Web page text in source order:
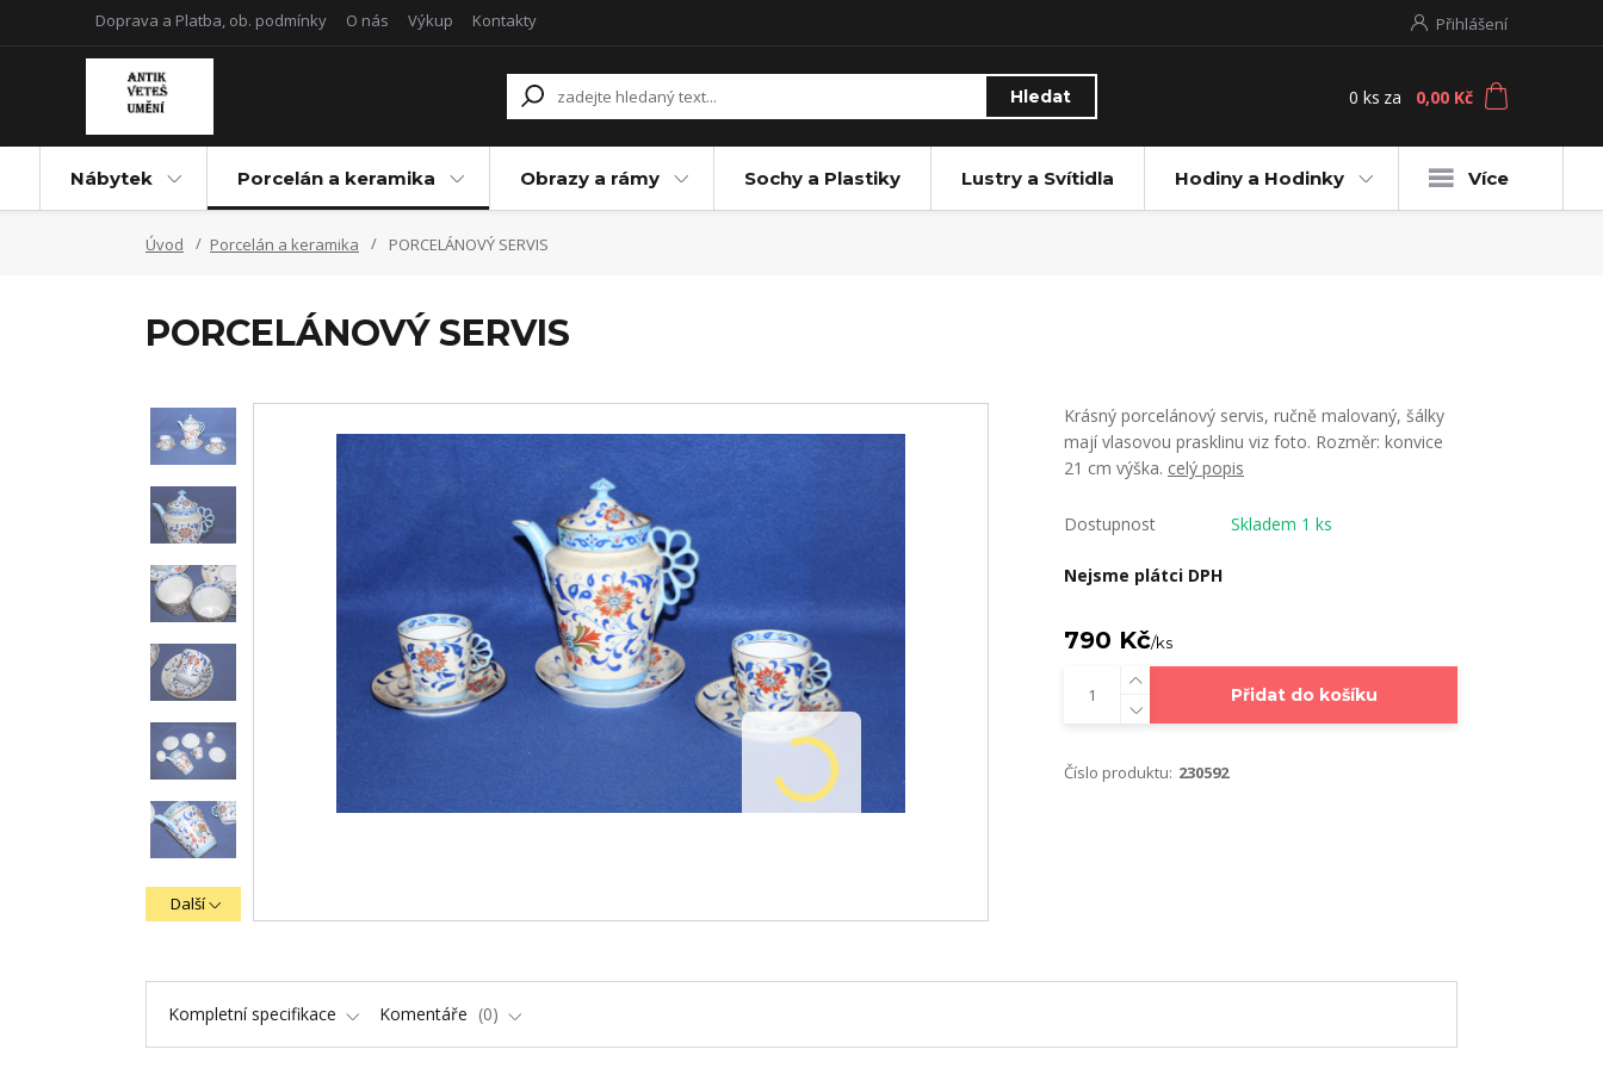
Doprava a Platba, ob. podmínky O nás Výkup Kontakty Přihlášení
Hledat 0 ks za 0,00 Kč
Nábytek Porcelán a keramika Obrazy a rámy Sochy a Plastiky Lustry a Svítidla Hodiny a Hodinky Více
Úvod Porcelán a keramika PORCELÁNOVÝ SERVIS
PORCELÁNOVÝ SERVIS
Další
Krásný porcelánový servis, ručně malovaný, šálky
mají vlasovou prasklinu viz foto. Rozměr: konvice
21 cm výška. celý popis
Dostupnost Skladem 1 ks
Nejsme plátci DPH
790 Kč/ks
Přidat do košíku
Číslo produktu: 230592
Kompletní specifikace Komentáře 0